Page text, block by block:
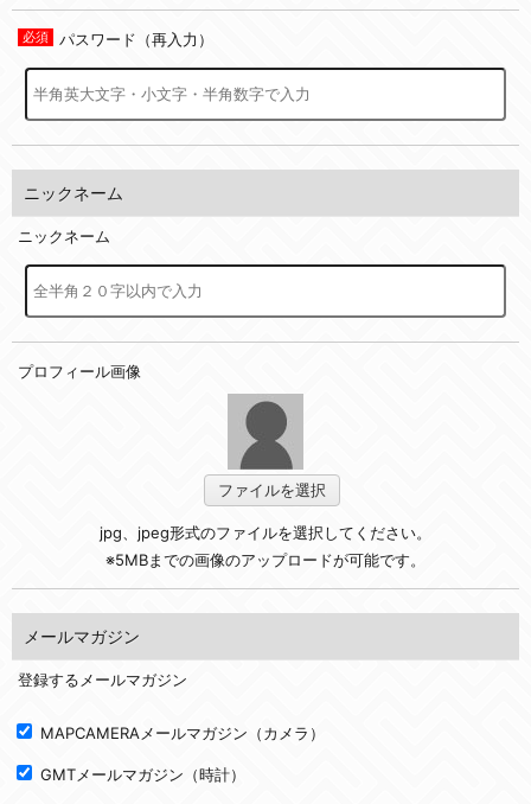
パスワード（再入力）
ニックネーム
ニックネーム
プロフィール画像
ファイルを選択
jpg、jpeg形式のファイルを選択してください。
※5MBまでの画像のアップロードが可能です。
メールマガジン
登録するメールマガジン
MAPCAMERAメールマガジン（カメラ）
GMTメールマガジン（時計）